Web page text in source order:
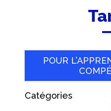
POUR
Catégories